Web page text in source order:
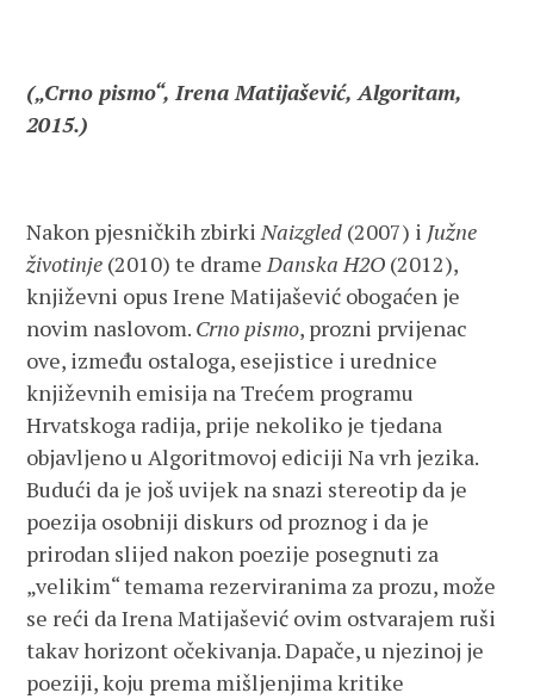
(„Crno pismo“, Irena Matijašević, Algoritam,
2015.)
Nakon pjesničkih zbirkiNaizgled (2007) i Južne
životinje (2010) te drameDanska H2O (2012),
književni opus Irene Matijašević obogaćen je
novim naslovom. Crno pismo, prozni prvijenac
ove, između ostaloga, esejistice i urednice
književnih emisija na Trećem programu
Hrvatskoga radija, prije nekoliko je tjedana
objavljeno u Algoritmovoj ediciji Na vrh jezika.
Budući da je još uvijek na snazi stereotip da je
poezija osobniji diskurs od proznog i da je
prirodan slijed nakon poezije posegnuti za
„velikim“ temama rezerviranima za prozu, može
se reći da Irena Matijašević ovim ostvarajem ruši
takav horizont očekivanja. Dapače, u njezinoj je
poeziji, koju prema mišljenjima kritike